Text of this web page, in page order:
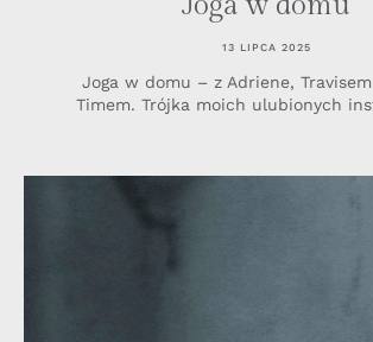
13 LIPCA 2025
Joga w domu – z Adriene,
Timem. Trójka moich ulubionych